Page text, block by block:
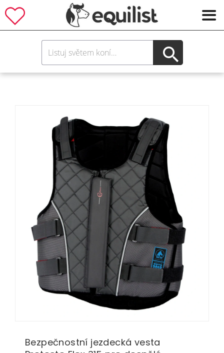
Bezpečnostní jezdecká vesta